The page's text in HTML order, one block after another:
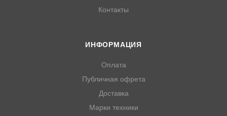
Контакты
ИНФОРМАЦИЯ
Оплата
Публичная офрета
Доставка
Марки техники